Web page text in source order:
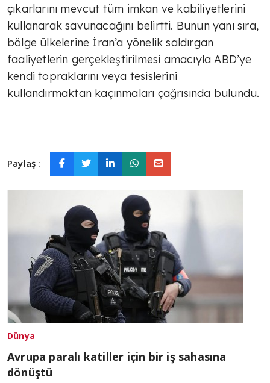
çıkarlarını mevcut tüm imkan ve kabiliyetlerini
kullanarak savunacağını belirtti. Bunun yanı sıra,
bölge ülkelerine İran’a yönelik saldırgan
faaliyetlerin gerçekleştirilmesi amacıyla ABD’ye
kendi topraklarını veya tesislerini
kullandırmaktan kaçınmaları çağrısında bulundu.
Paylaş :
Dünya
Avrupa paralı katiller için bir iş sahasına
dönüştü